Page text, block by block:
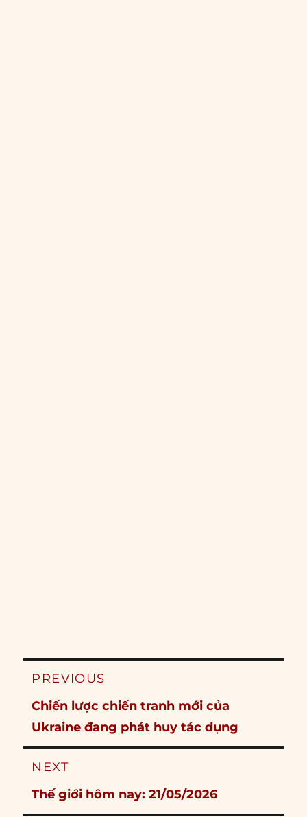
Post
PREVIOUS
Previous
post:
Chiến lược chiến tranh mới của
Ukraine đang phát huy tác dụng
NEXT
Next
Thế giới hôm nay: 21/05/2026